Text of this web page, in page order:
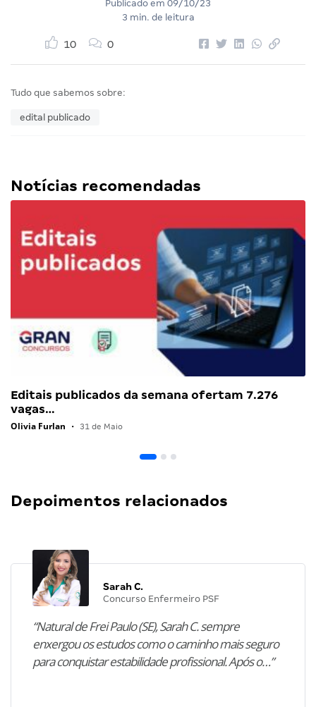
Publicado em 09/10/23
3 min. de leitura
10 0
Tudo que sabemos sobre:
edital publicado
Notícias recomendadas
Editais publicados da semana ofertam 7.276
vagas…
Olivia Furlan • 31 de Maio
Depoimentos relacionados
Sarah C.
Concurso Enfermeiro PSF
“Natural de Frei Paulo (SE), Sarah C. sempre
enxergou os estudos como o caminho mais seguro
para conquistar estabilidade profissional. Após o…”